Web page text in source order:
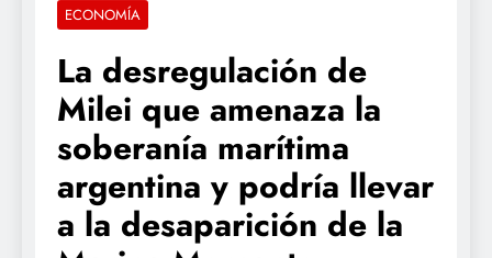
ECONOMÍA
La desregulación de
Milei que amenaza la
soberanía marítima
argentina y podría llevar
a la desaparición de la